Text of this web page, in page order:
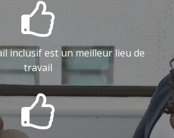

inclusif est un meilleur lieu de
travail
